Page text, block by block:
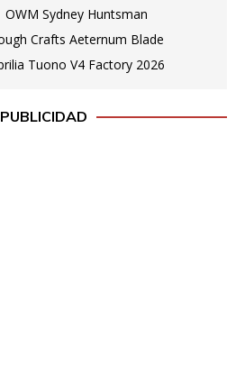
PUBLICIDAD